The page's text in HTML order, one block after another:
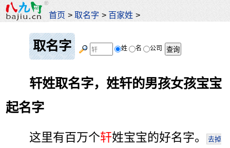
首页 >取名字 > 百家姓 >
取名字 姓 名 公司
轩姓取名字，姓轩的男孩女孩宝宝
起名字
这里有百万个轩姓宝宝的好名字。 去掉